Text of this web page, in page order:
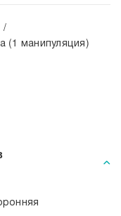
/
(1 манипуляция)